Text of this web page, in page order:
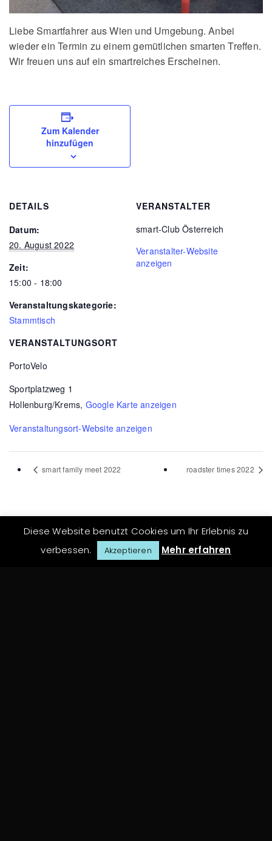
Liebe Smartfahrer aus Wien und Umgebung. Anbei
wieder ein Termin zu einem gemütlichen smarten Treffen.
Wir freuen uns auf ein smartreiches Erscheinen.
Zum Kalender
hinzufügen
DETAILS
Datum:
20. August 2022
Zeit:
15:00 - 18:00
Veranstaltungskategorie:
Stammtisch
VERANSTALTUNGSORT
PortoVelo
Sportplatzweg 1
Hollenburg/Krems, Google Karte anzeigen
Veranstaltungsort-Website anzeigen
VERANSTALTER
smart-Club Österreich
Veranstalter-Website
anzeigen
smart family meet 2022 roadster times 2022
Diese Website benutzt Cookies um Ihr Erlebnis zu
verbessen.
Akzeptieren Mehr erfahren